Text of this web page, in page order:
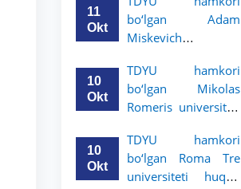
uchun akademik
mobillik dasturini
e’lon qildi
11
Okt
bo‘lgan Adam
Miskevich
bosqich talabalari
uchun akademik
mobillik dasturini
10
Okt
TDYU hamkori
bo‘lgan Mikolas
Romeris universiteti
uchun akademik
mobillik dasturini
e’lon qildi
10
Okt
TDYU hamkori
bo‘lgan Roma Tre
universiteti huquq